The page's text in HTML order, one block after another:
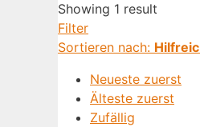
Showing 1 result
Filter
Sortieren nach:
Neueste zuerst
Älteste zuerst
Zufällig